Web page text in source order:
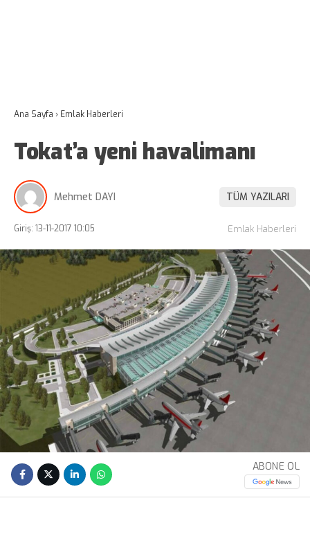
Ana Sayfa › Emlak Haberleri
Tokat’a yeni havalimanı
Mehmet DAYI TÜM YAZILARI
Giriş: 13-11-2017 10:05 Emlak Haberleri
ABONE OL